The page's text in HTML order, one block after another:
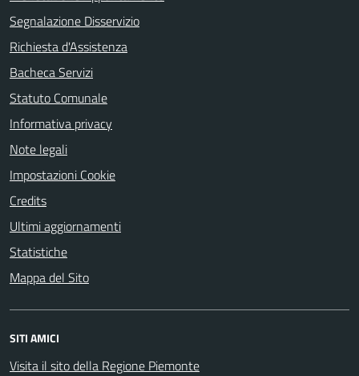
Segnalazione Disservizio
Richiesta d'Assistenza
Bacheca Servizi
Statuto Comunale
Informativa privacy
Note legali
Impostazioni Cookie
Credits
Ultimi aggiornamenti
Statistiche
Mappa del Sito
SITI AMICI
Visita il sito della Regione Piemonte